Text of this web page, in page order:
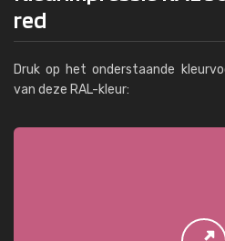
red
Druk op het onderstaande
van deze RAL-kleur: